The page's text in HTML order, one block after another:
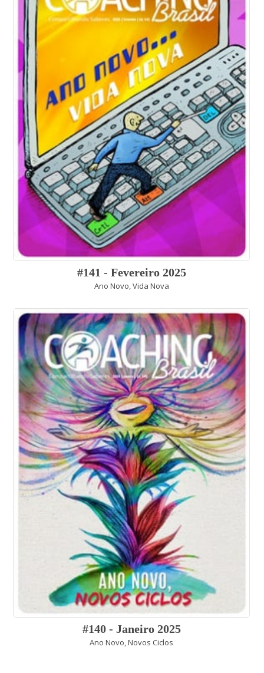
#141 - Fevereiro 2025
Ano Novo, Vida Nova
#140 - Janeiro 2025
Ano Novo, Novos Ciclos